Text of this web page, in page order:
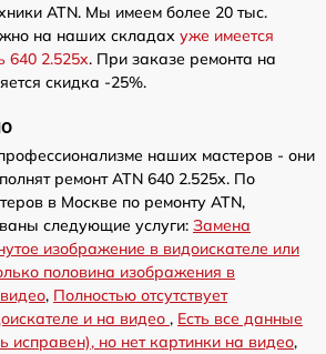
ATN. Мы имеем более 20 тыс.
на наших складах уже имеется
640 2.525x. При заказе ремонта на
скидка -25%.
наших мастеров - они
ремонт ATN 640 2.525x. По
в Москве по ремонту ATN,
следующие услуги: Замена
изображение в видоискателе или
половина изображения в
, Полностью отсутствует
и на видео , Есть все данные
исправен), но нет картинки на видео,